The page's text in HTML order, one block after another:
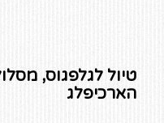
טיול לגלפגוס,
הארכיפלג